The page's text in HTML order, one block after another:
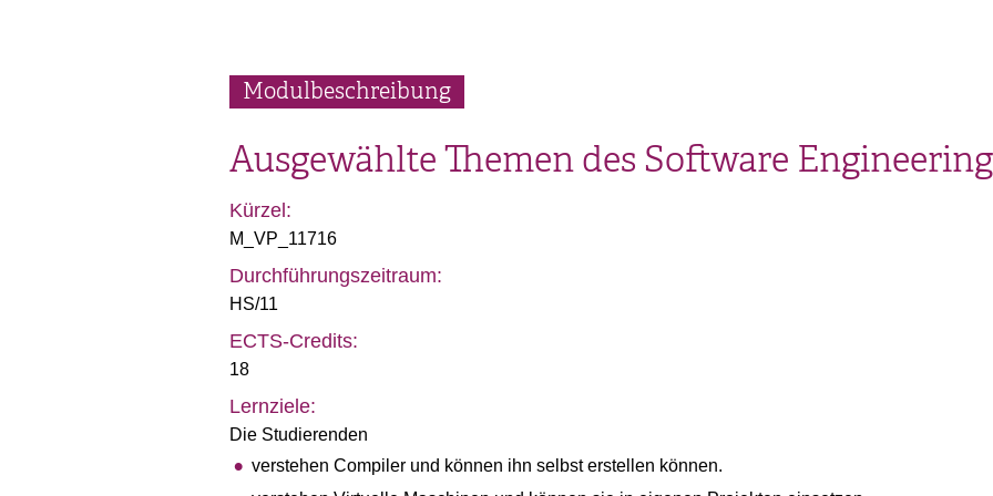
Modulbeschreibung
Ausgewählte Themen des Software
Kürzel:
M_VP_11716
Durchführungszeitraum:
HS/11
ECTS-Credits:
18
Lernziele:
Die Studierenden
verstehen Compiler und können ihn selbst erstellen können.